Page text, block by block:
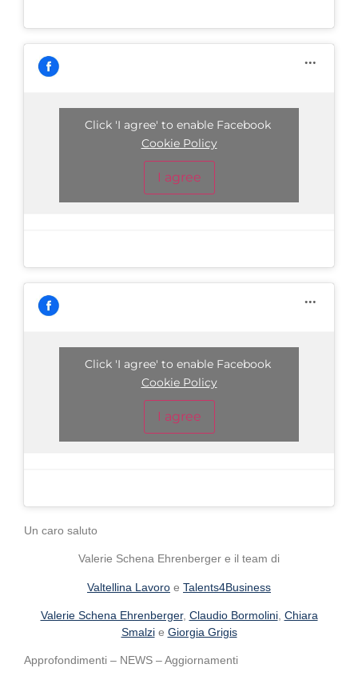
Click 'I agree' to enable Facebook
Cookie Policy
I agree
Click 'I agree' to enable Facebook
Cookie Policy
I agree
Un caro saluto
Valerie Schena Ehrenberger e il team di
Valtellina Lavoro e Talents4Business
Valerie Schena Ehrenberger, Claudio Bormolini, Chiara
Smalzie Giorgia Grigis
Approfondimenti – NEWS – Aggiornamenti